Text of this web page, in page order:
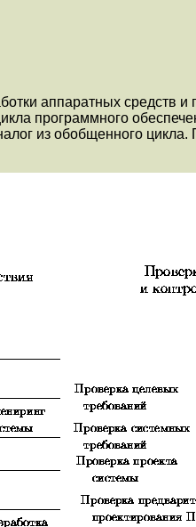
аппаратных средств
программного
из обобщенного